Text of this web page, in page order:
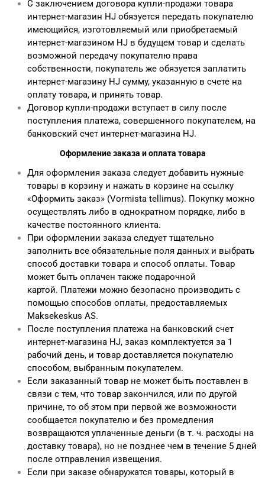
С заключением договора купли-продажи товара
интернет-магазин HJ обязуется передать покупателю
имеющийся, изготовляемый или приобретаемый
интернет-магазином HJ в будущем товар и сделать
возможной передачу покупателю права
собственности, покупатель же обязуется заплатить
интернет-магазину HJ сумму, указанную в счете на
оплату товара, и принять товар.
Договор купли-продажи вступает в силу после
поступления платежа, совершенного покупателем, на
банковский счет интернет-магазина HJ.
Оформление заказа и оплата товара
Для оформления заказа следует добавить нужные
товары в корзину и нажать в корзине на ссылку
«Оформить заказ» (Vormista tellimus). Покупку можно
осуществлять либо в однократном порядке, либо в
качестве постоянного клиента.
При оформлении заказа следует тщательно
заполнить все обязательные поля данных и выбрать
способ доставки товара и способ оплаты. Товар
может быть оплачен также подарочной
картой. Платежи можно безопасно производить с
помощью способов оплаты, предоставляемых
Maksekeskus AS.
После поступления платежа на банковский счет
интернет-магазина HJ, заказ комплектуется за 1
рабочий день, и товар доставляется покупателю
способом, выбранным покупателем.
Если заказанный товар не может быть поставлен в
связи с тем, что товар закончился, или по другой
причине, то об этом при первой же возможности
сообщается покупателю и без промедления
возвращаются уплаченные деньги (в т. ч. расходы на
доставку товара), но не позднее чем в течение 5 дней
после отправления извещения.
Если при заказе обнаружатся товары, который в